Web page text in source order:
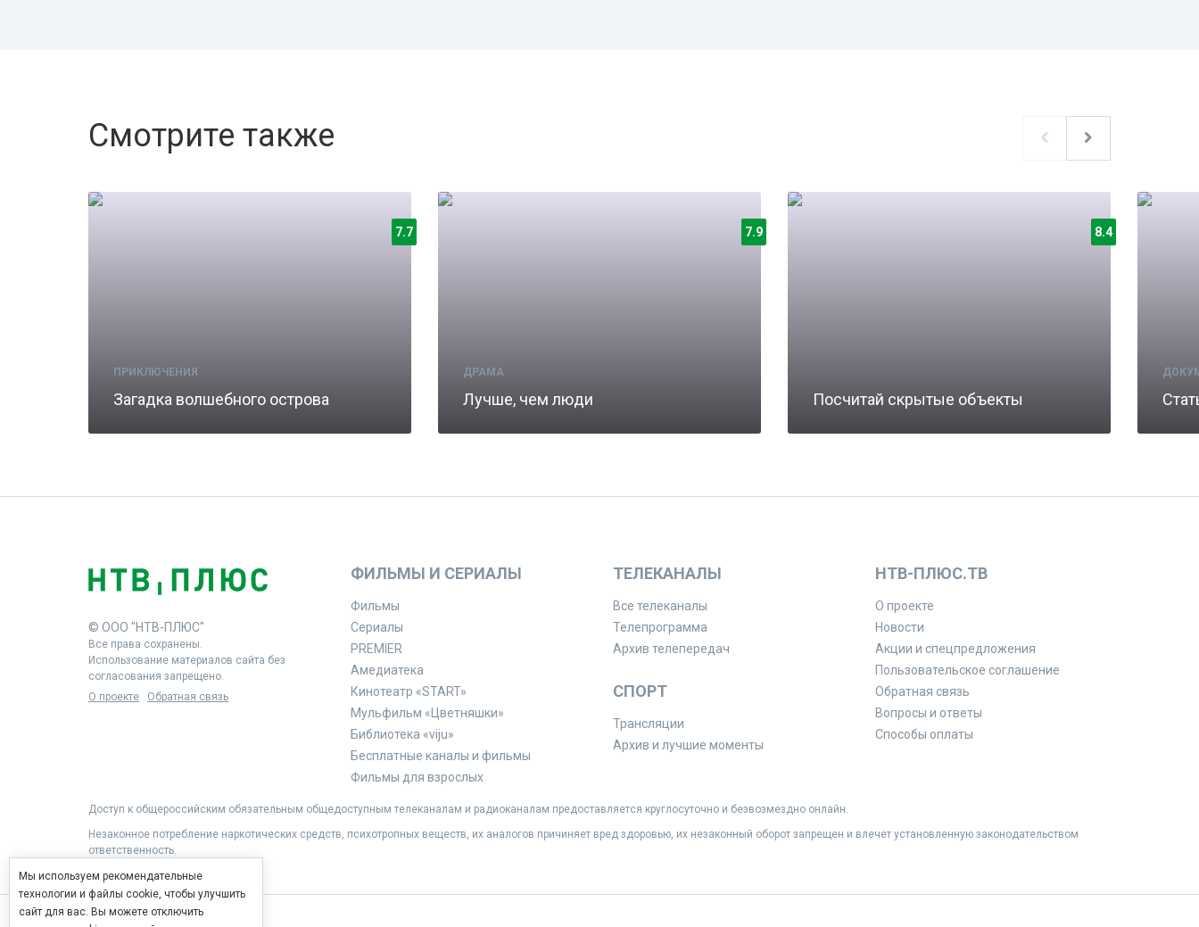
Смотрите также
7.7
ПРИКЛЮЧЕНИЯ
Загадка волшебного острова
7.9
ДРАМА
Лучше, чем люди
8.4
Посчитай скрытые объекты
© ООО "НТВ-ПЛЮС"
Все права сохранены.
Использование материалов сайта без
согласования запрещено.
О проекте
Обратная связь
ФИЛЬМЫ И СЕРИАЛЫ
Фильмы
Сериалы
PREMIER
Амедиатека
Кинотеатр «START»
Мульфильм «Цветняшки»
Библиотека «viju»
Бесплатные каналы и фильмы
Фильмы для взрослых
ТЕЛЕКАНАЛЫ
Все телеканалы
Телепрограмма
Архив телепередач
СПОРТ
Трансляции
Архив и лучшие моменты
НТВ-ПЛЮС.ТВ
О проекте
Новости
Акции и спецпредложения
Пользовательское соглашение
Обратная связь
Вопросы и ответы
Способы оплаты
Доступ к общероссийским обязательным общедоступным телеканалам и радиоканалам предоставляется круглосуточно и безвозмездно онлайн.
Незаконное потребление наркотических средств, психотропных веществ, их аналогов причиняет вред здоровью, их незаконный оборот запрещен и влечет установленную законодательством
ответственность.
Мы используем рекомендательные
технологии и файлы cookie, чтобы улучшить
сайт для вас. Вы можете отключить